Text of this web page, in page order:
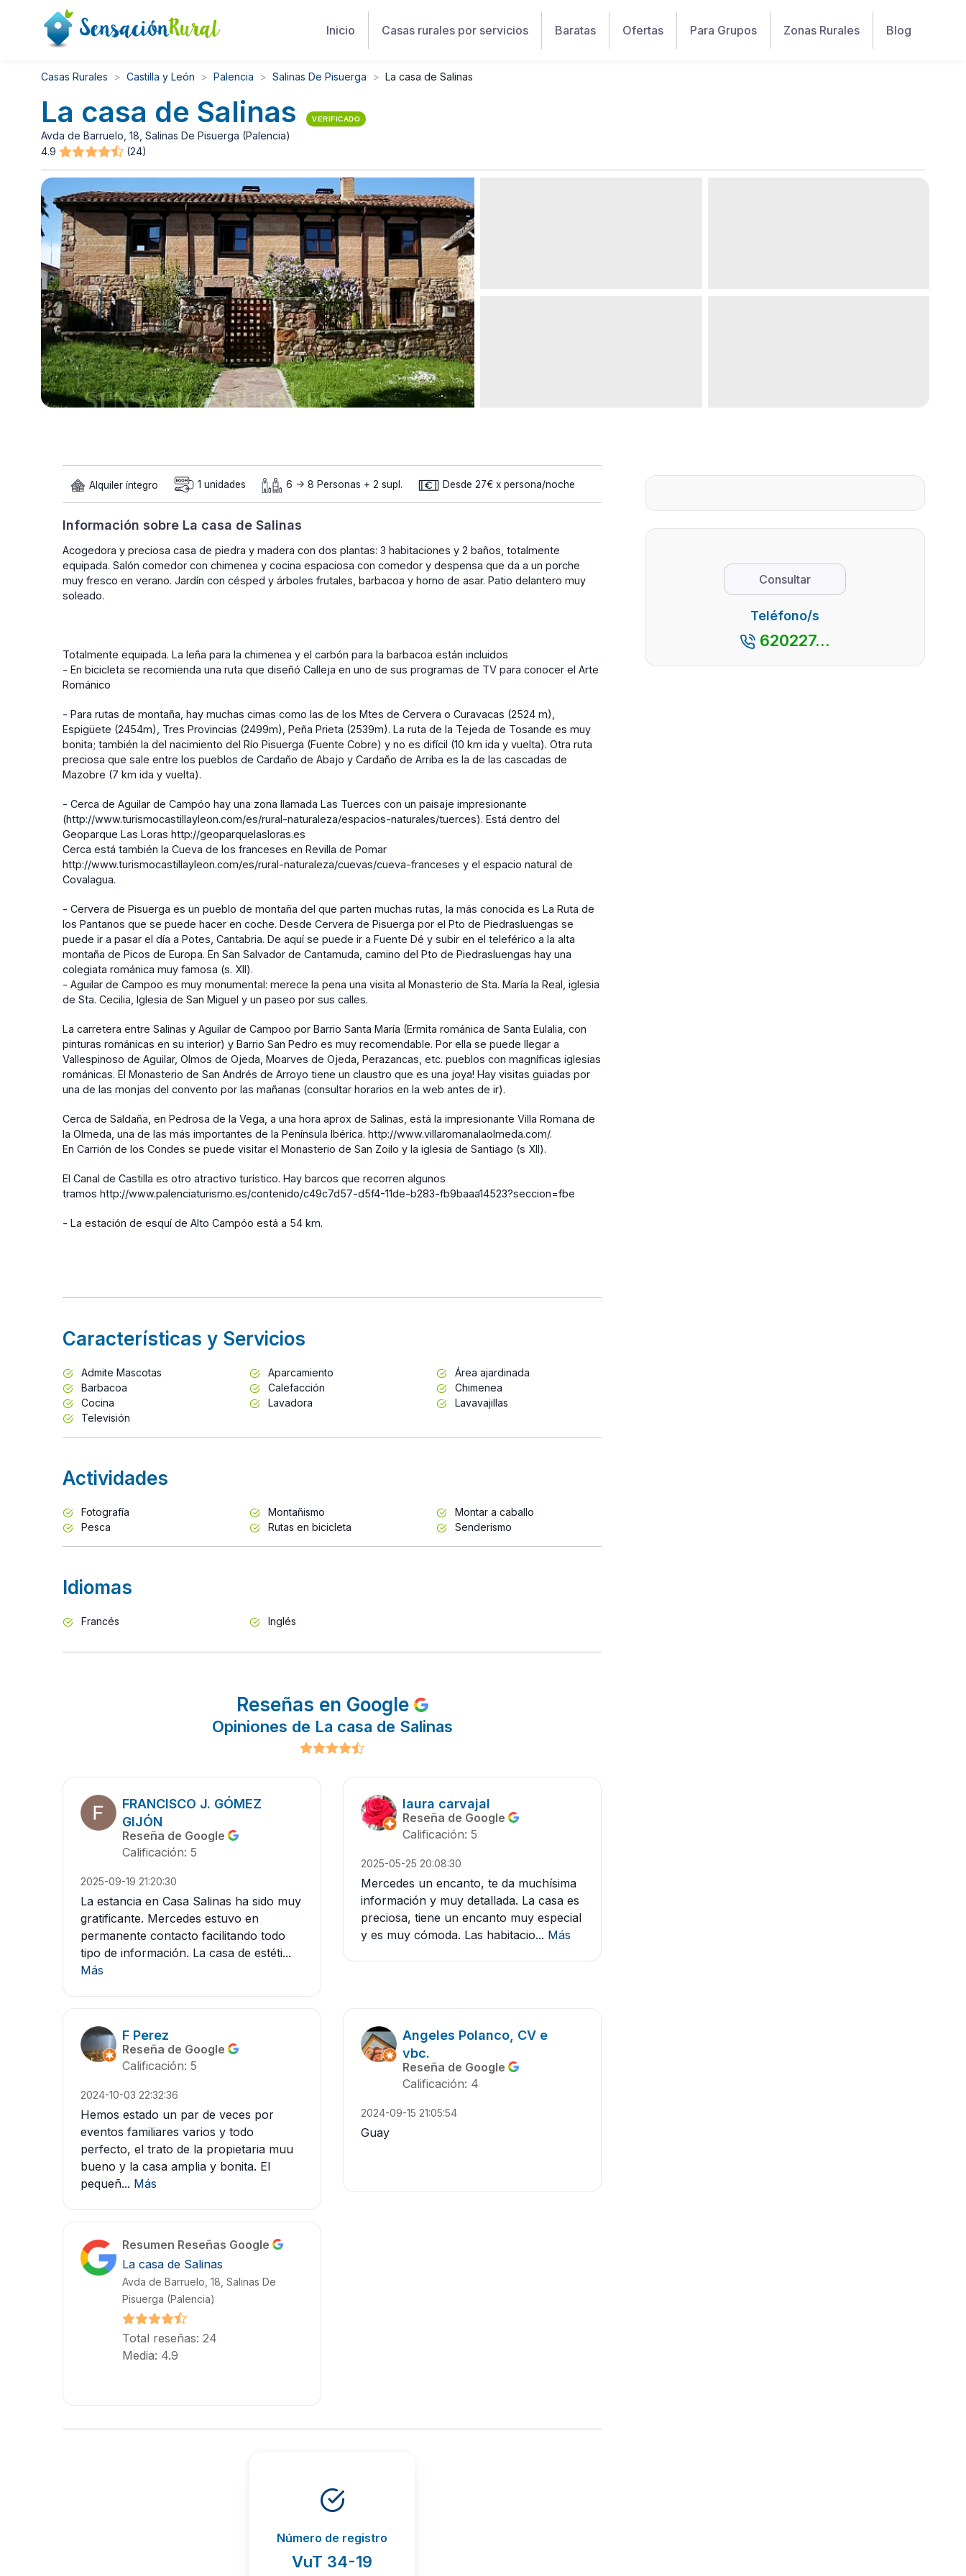
Inicio Casas rurales por servicios Baratas Ofertas Para Grupos Zonas Rurales Blog
Casas Rurales Castilla y León Palencia Salinas De Pisuerga La casa de Salinas
La casa de Salinas VERIFICADO
Avda de Barruelo, 18, Salinas De Pisuerga (Palencia)
4.9
(24)
Alquiler íntegro 1 unidades 6 -> 8 Personas + 2 supl. Desde 27€ x persona/noche
Información sobre La casa de Salinas
Acogedora y preciosa casa de piedra y madera con dos plantas: 3 habitaciones y 2 baños, totalmente
equipada. Salón comedor con chimenea y cocina espaciosa con comedor y despensa que da a un porche
muy fresco en verano. Jardín con césped y árboles frutales, barbacoa y horno de asar. Patio delantero muy
soleado.
Totalmente equipada. La leña para la chimenea y el carbón para la barbacoa están incluidos
- En bicicleta se recomienda una ruta que diseñó Calleja en uno de sus programas de TV para conocer el Arte
Románico
- Para rutas de montaña, hay muchas cimas como las de los Mtes de Cervera o Curavacas (2524 m),
Espigüete (2454m), Tres Provincias (2499m), Peña Prieta (2539m). La ruta de la Tejeda de Tosande es muy
bonita; también la del nacimiento del Río Pisuerga (Fuente Cobre) y no es difícil (10 km ida y vuelta). Otra ruta
preciosa que sale entre los pueblos de Cardaño de Abajo y Cardaño de Arriba es la de las cascadas de
Mazobre (7 km ida y vuelta).
- Cerca de Aguilar de Campóo hay una zona llamada Las Tuerces con un paisaje impresionante
(http://www.turismocastillayleon.com/es/rural-naturaleza/espacios-naturales/tuerces). Está dentro del
Geoparque Las Loras http://geoparquelasloras.es
Cerca está también la Cueva de los franceses en Revilla de Pomar
http://www.turismocastillayleon.com/es/rural-naturaleza/cuevas/cueva-franceses y el espacio natural de
Covalagua.
- Cervera de Pisuerga es un pueblo de montaña del que parten muchas rutas, la más conocida es La Ruta de
los Pantanos que se puede hacer en coche. Desde Cervera de Pisuerga por el Pto de Piedrasluengas se
puede ir a pasar el día a Potes, Cantabria. De aquí se puede ir a Fuente Dé y subir en el teleférico a la alta
montaña de Picos de Europa. En San Salvador de Cantamuda, camino del Pto de Piedrasluengas hay una
colegiata románica muy famosa (s. XII).
- Aguilar de Campoo es muy monumental: merece la pena una visita al Monasterio de Sta. María la Real, iglesia
de Sta. Cecilia, Iglesia de San Miguel y un paseo por sus calles.
La carretera entre Salinas y Aguilar de Campoo por Barrio Santa María (Ermita románica de Santa Eulalia, con
pinturas románicas en su interior) y Barrio San Pedro es muy recomendable. Por ella se puede llegar a
Vallespinoso de Aguilar, Olmos de Ojeda, Moarves de Ojeda, Perazancas, etc. pueblos con magníficas iglesias
románicas. El Monasterio de San Andrés de Arroyo tiene un claustro que es una joya! Hay visitas guiadas por
una de las monjas del convento por las mañanas (consultar horarios en la web antes de ir).
Cerca de Saldaña, en Pedrosa de la Vega, a una hora aprox de Salinas, está la impresionante Villa Romana de
la Olmeda, una de las más importantes de la Península Ibérica. http://www.villaromanalaolmeda.com/.
En Carrión de los Condes se puede visitar el Monasterio de San Zoilo y la iglesia de Santiago (s XII).
El Canal de Castilla es otro atractivo turístico. Hay barcos que recorren algunos
tramos http://www.palenciaturismo.es/contenido/c49c7d57-d5f4-11de-b283-fb9baaa14523?seccion=fbe
- La estación de esquí de Alto Campóo está a 54 km.
Características y Servicios
Admite Mascotas Aparcamiento
Área ajardinada
Barbacoa
Calefacción
Chimenea
Cocina
Lavadora
Lavavajillas
Televisión
Actividades
Fotografía Montañismo
Montar a caballo
Pesca
Rutas en bicicleta Senderismo
Idiomas
Francés Inglés
Reseñas en Google
Opiniones de La casa de Salinas
FRANCISCO J. GÓMEZ
GIJÓN
Reseña de Google
Calificación: 5
2025-09-19 21:20:30
La estancia en Casa Salinas ha sido muy
gratificante. Mercedes estuvo en
permanente contacto facilitando todo
tipo de información. La casa de estéti...
Más
laura carvajal
Reseña de Google
Calificación: 5
2025-05-25 20:08:30
Mercedes un encanto, te da muchísima
información y muy detallada. La casa es
preciosa, tiene un encanto muy especial
y es muy cómoda. Las habitacio... Más
F Perez
Reseña de Google
Calificación: 5
2024-10-03 22:32:36
Hemos estado un par de veces por
eventos familiares varios y todo
perfecto, el trato de la propietaria muu
bueno y la casa amplia y bonita. El
pequeñ... Más
Angeles Polanco, CV e
vbc.
Reseña de Google
Calificación: 4
2024-09-15 21:05:54
Guay
Resumen Reseñas Google
La casa de Salinas
Avda de Barruelo, 18, Salinas De
Pisuerga (Palencia)
Total reseñas: 24
Media: 4.9
Número de registro
VuT 34-19
Consultar
Teléfono/s
620227...